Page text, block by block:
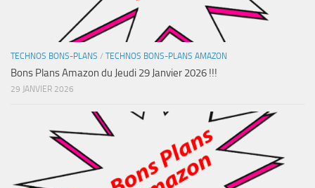
TECHNOS BONS-PLANS / TECHNOS BONS-PLANS AMAZON
Bons Plans Amazon du Jeudi 29 Janvier 2026 !!!
29 JANVIER 2026